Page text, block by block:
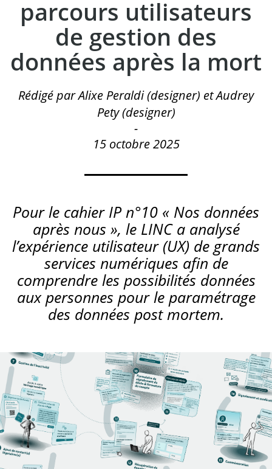
parcours utilisateurs
de gestion des
données après la mort
Rédigé par Alixe Peraldi (designer) et Audrey
Pety (designer)
-
15 octobre 2025
Pour le cahier IP n°10 « Nos données
après nous », le LINC a analysé
l’expérience utilisateur (UX) de grands
services numériques afin de
comprendre les possibilités données
aux personnes pour le paramétrage
des données post mortem.